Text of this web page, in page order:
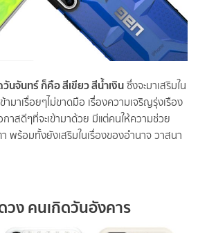
นจันทร์ ก็คือ สีเขียว สีน้ำเงินซึ่งจะมาเสริมใน
ามาเรื่อยๆไม่ขาดมือ เรื่องความเจริญรุ่งเรือง
าสดีๆที่จะเข้ามาด้วย มีแต่คนให้ความช่วย
พร้อมทั้งยังเสริมในเรื่องของอำนาจ วาสนา
วง คนเกิดวันอังคาร